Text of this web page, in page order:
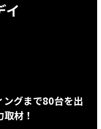
イ
ングまで80台を出
材！